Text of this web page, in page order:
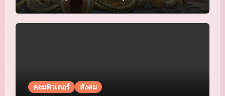
คอมพิวเตอร์ สังคม